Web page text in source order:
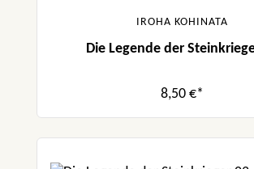
IROHA KOHINATA
Die Legende der
8,50 €*